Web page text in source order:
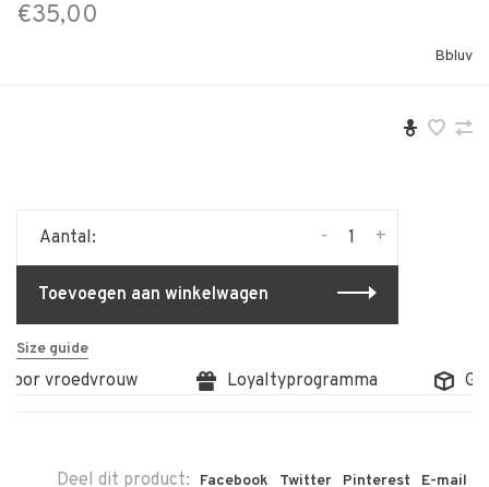
€35,00
Bbluv
Aantal: +
-
Toevoegen aan winkelwagen
Size guide
vroedvrouw Loyaltyprogramma
Deel dit product: Facebook Twitter Pinterest E-mail